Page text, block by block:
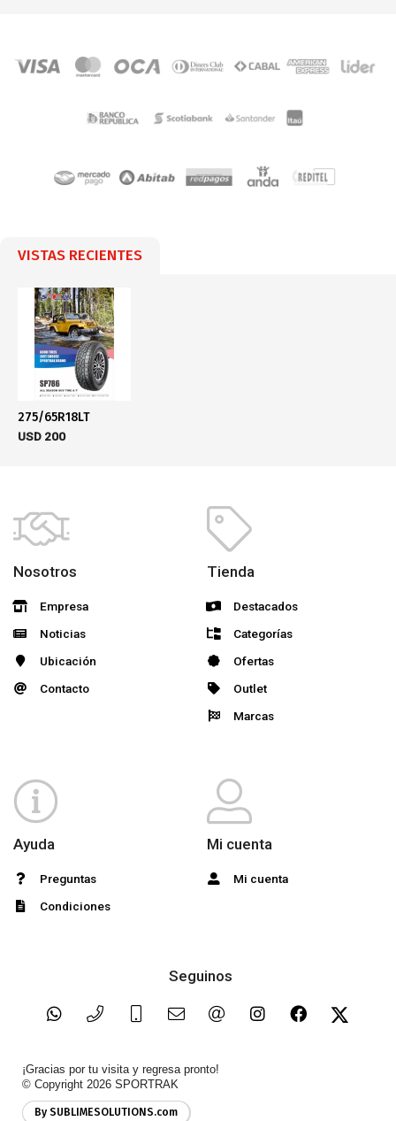
VISTAS RECIENTES
275/65R18LT
USD 200
Nosotros
Empresa
Noticias
Ubicación
Contacto
Tienda
Destacados
Categorías
Ofertas
Outlet
Marcas
Ayuda
Preguntas
Condiciones
Mi cuenta
Mi cuenta
Seguinos
¡Gracias por tu visita y regresa pronto!
© Copyright 2026 SPORTRAK
By SUBLIMESOLUTIONS.com